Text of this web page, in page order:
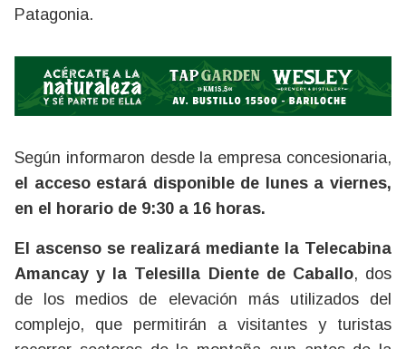
Patagonia.
Según informaron desde la empresa concesionaria,
el acceso estará disponible de lunes a viernes,
en el horario de 9:30 a 16 horas.
El ascenso se realizará mediante la Telecabina
Amancay y la Telesilla Diente de Caballo, dos
de los medios de elevación más utilizados del
complejo, que permitirán a visitantes y turistas